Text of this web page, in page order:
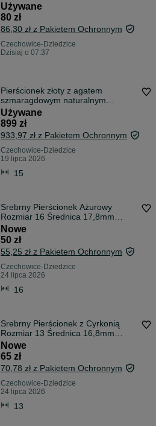
Używane
80 zł
86,30 zł z Pakietem Ochronnym
Czechowice-Dziedzice
Dzisiaj o 07:37
Pierścionek złoty z agatem
szmaragdowym naturalnym
sprzedam/zamienię
Używane
899 zł
933,97 zł z Pakietem Ochronnym
Czechowice-Dziedzice
19 lipca 2026
15
Srebrny Pierścionek Ażurowy
Rozmiar 16 Średnica 17,8mm
Próba 925
Nowe
50 zł
55,25 zł z Pakietem Ochronnym
Czechowice-Dziedzice
24 lipca 2026
16
Srebrny Pierścionek z Cyrkonią
Rozmiar 13 Średnica 16,8mm
Próba 925
Nowe
65 zł
70,78 zł z Pakietem Ochronnym
Czechowice-Dziedzice
24 lipca 2026
13